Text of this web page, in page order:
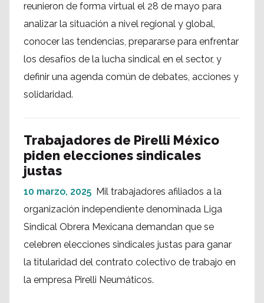
reunieron de forma virtual el 28 de mayo para
analizar la situación a nivel regional y global,
conocer las tendencias, prepararse para enfrentar
los desafíos de la lucha sindical en el sector, y
definir una agenda común de debates, acciones y
solidaridad.
Trabajadores de Pirelli México
piden elecciones sindicales
justas
10 marzo, 2025 Mil trabajadores afiliados a la
organización independiente denominada Liga
Sindical Obrera Mexicana demandan que se
celebren elecciones sindicales justas para ganar
la titularidad del contrato colectivo de trabajo en
la empresa Pirelli Neumáticos.